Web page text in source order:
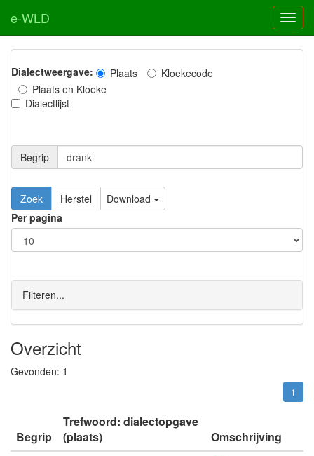
e-WLD
Dialectweergave: Plaats
Kloekecode
Plaats en Kloeke
Dialectlijst
Begrip
Zoek Herstel
Download
Per pagina
Filteren...
Overzicht
Gevonden: 1
1
Begrip
Trefwoord: dialectopgave
(plaats)
Omschrijving